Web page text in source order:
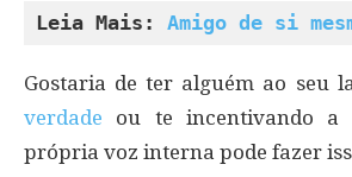
Leia Mais: Amigo de si
Gostaria de ter alguém ao seu
verdade ou te incentivando a
própria voz interna pode fazer